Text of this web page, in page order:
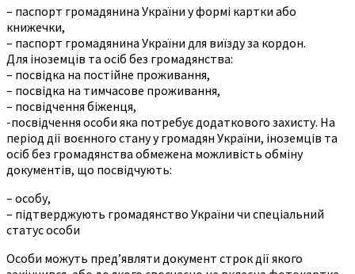
– паспорт громадянина України у формі картки або
книжечки,
– паспорт громадянина України для виїзду за кордон.
Для іноземців та осіб без громадянства:
– посвідка на постійне проживання,
– посвідка на тимчасове проживання,
– посвідчення біженця,
-посвідчення особи яка потребує додаткового захисту. На
період дії воєнного стану у громадян України, іноземців та
осіб без громадянства обмежена можливість обміну
документів, що посвідчують:
– особу,
– підтверджують громадянство України чи спеціальний
статус особи
Особи можуть пред’являти документ строк дії якого